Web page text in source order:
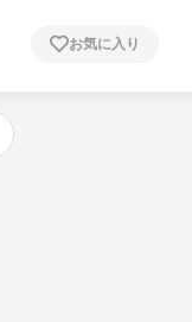
お気に入り